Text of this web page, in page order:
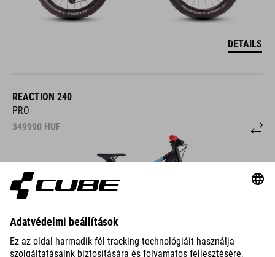
DETAILS
REACTION 240
PRO
349990 HUF